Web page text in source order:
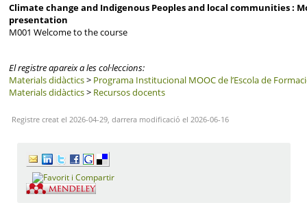
Climate change and Indigenous Peoples and local communities :
presentation
M001 Welcome to the course
El registre apareix a les col·leccions:
Materials didàctics> Programa Institucional MOOC de l’Escola de
Materials didàctics> Recursos docents
Registre creat el 2026-04-29, darrera modificació el 2026-06-16